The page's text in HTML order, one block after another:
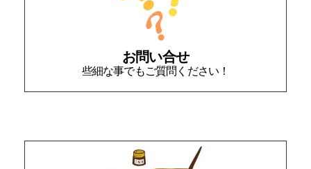
お問い合せ
些細な事でもご質問ください！